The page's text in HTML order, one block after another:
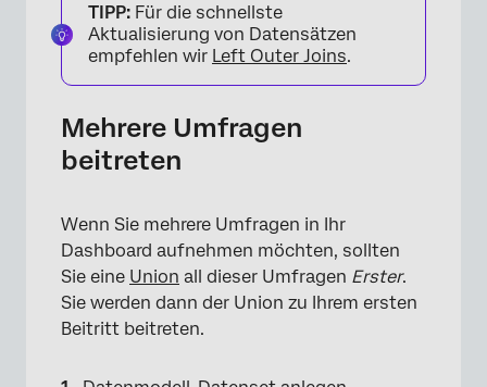
TIPP: Für die schnellste
Aktualisierung von Datensätzen
empfehlen wir Left Outer Joins.
Mehrere Umfragen
beitreten
Wenn Sie mehrere Umfragen in Ihr
Dashboard aufnehmen möchten, sollten
Sie eine Union all dieser Umfragen Erster.
Sie werden dann der Union zu Ihrem ersten
Beitritt beitreten.